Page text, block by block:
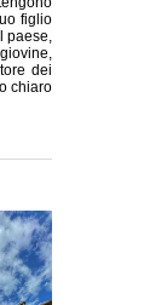
figlio
paese,
dei
chiaro